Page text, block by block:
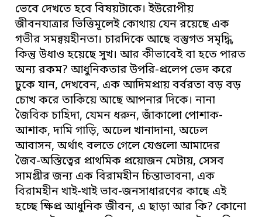
ভেবে দেখতে হবে বিষয়টাকে। ইউরোপীয়
জীবনযাত্রার ভিত্তিমূলেই কোথায় যেন রয়েছে এক
গভীর সমন্বয়হীনতা। চারদিকে আছে বস্তুগত সমৃদ্ধি,
কিন্তু উধাও হয়েছে সুখ। আর কীভাবেই বা হতে পারত
অন্য রকম? আধুনিকতার উপরি-প্রলেপ ভেদ করে
ঢুকে যান, দেখবেন, এক আদিমপ্রায় বর্বরতা বড় বড়
চোখ করে তাকিয়ে আছে আপনার দিকে। নানা
জৈবিক চাহিদা, যেমন ধরুন, জাঁকালো পোশাক-
আশাক, দামি গাড়ি, অঢেল খানাদানা, অঢেল
আবাসন, অর্থাৎ বলতে গেলে যেগুলো আমাদের
জৈব-অস্তিত্বের প্রাথমিক প্রয়োজন মেটায়, সেসব
সামগ্রীর জন্য এক বিরামহীন চিন্তাভাবনা, এক
বিরামহীন খাই-খাই ভাব-জনসাধারণের কাছে এই
হচ্ছে ক্ষিপ্র আধুনিক জীবন, এ ছাড়া আর কি? কোনো